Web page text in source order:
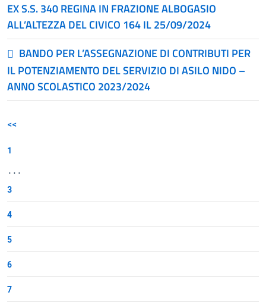
EX S.S. 340 REGINA IN FRAZIONE ALBOGASIO
ALL’ALTEZZA DEL CIVICO 164 IL 25/09/2024
BANDO PER L’ASSEGNAZIONE DI CONTRIBUTI PER
IL POTENZIAMENTO DEL SERVIZIO DI ASILO NIDO –
ANNO SCOLASTICO 2023/2024
<<
1
...
3
4
5
6
7